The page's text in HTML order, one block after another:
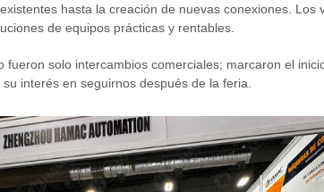
hasta la creación de nuevas conexiones.
de equipos prácticas y rentables.
fueron solo intercambios comerciales; marcaron el
interés en seguirnos después de la feria.